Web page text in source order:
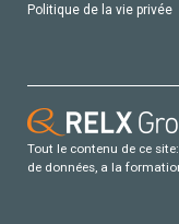
Politique de la vie privée
Tout le contenu de ce
de données, a la